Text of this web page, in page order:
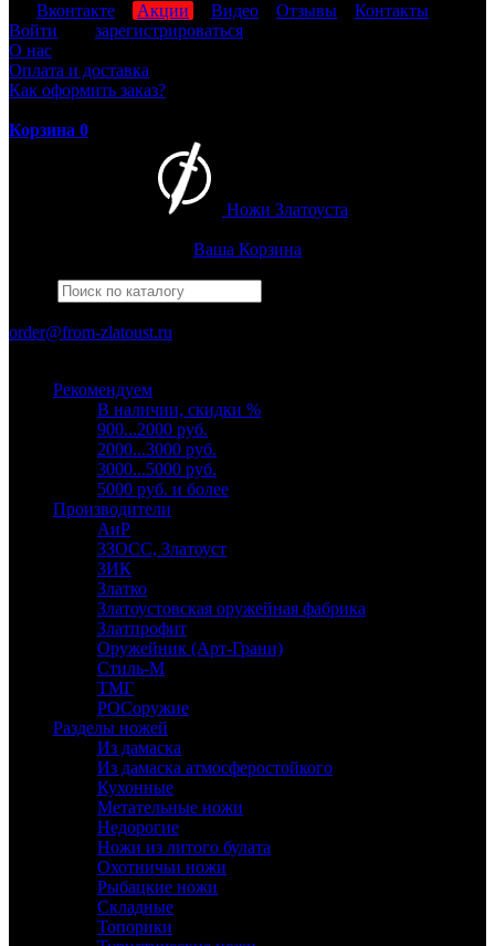
Вконтакте Акции Видео Отзывы
Контакты
Войти
зарегистрироваться
О нас
Оплата и доставка
Как оформить заказ?
Корзина 0
Ножи Златоуста
Ваша Корзина
order@from-zlatoust.ru
Рекомендуем
В наличии, скидки %
900...2000 руб.
2000...3000 руб.
3000...5000 руб.
5000 руб. и более
Производители
АиР
ЗЗОСС, Златоуст
ЗИК
Златко
Златоустовская оружейная фабрика
Златпрофит
Оружейник (Арт-Грани)
Стиль-М
ТМГ
РОСоружие
Разделы ножей
Из дамаска
Из дамаска атмосферостойкого
Кухонные
Метательные ножи
Недорогие
Ножи из литого булата
Охотничьи ножи
Рыбацкие ножи
Складные
Топорики